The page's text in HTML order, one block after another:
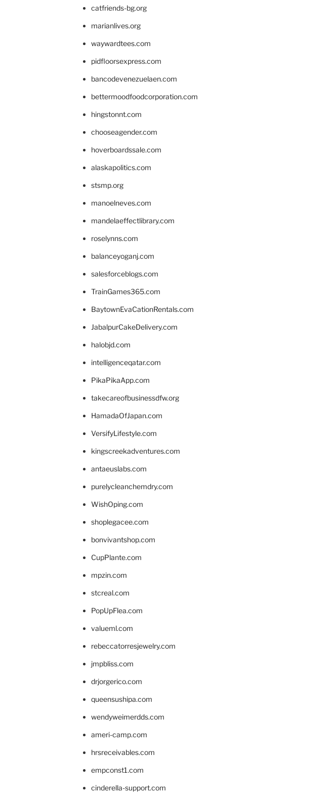
catfriends-bg.org
marianlives.org
waywardtees.com
pidfloorsexpress.com
bancodevenezuelaen.com
bettermoodfoodcorporation.com
hingstonnt.com
chooseagender.com
hoverboardssale.com
alaskapolitics.com
stsmp.org
manoelneves.com
mandelaeffectlibrary.com
roselynns.com
balanceyoganj.com
salesforceblogs.com
TrainGames365.com
BaytownEvaCationRentals.com
JabalpurCakeDelivery.com
halobjd.com
intelligenceqatar.com
PikaPikaApp.com
takecareofbusinessdfw.org
HamadaOfJapan.com
VersifyLifestyle.com
kingscreekadventures.com
antaeuslabs.com
purelycleanchemdry.com
WishOping.com
shoplegacee.com
bonvivantshop.com
CupPlante.com
mpzin.com
stcreal.com
PopUpFlea.com
valueml.com
rebeccatorresjewelry.com
jmpbliss.com
drjorgerico.com
queensushipa.com
wendyweimerdds.com
ameri-camp.com
hrsreceivables.com
empconst1.com
cinderella-support.com